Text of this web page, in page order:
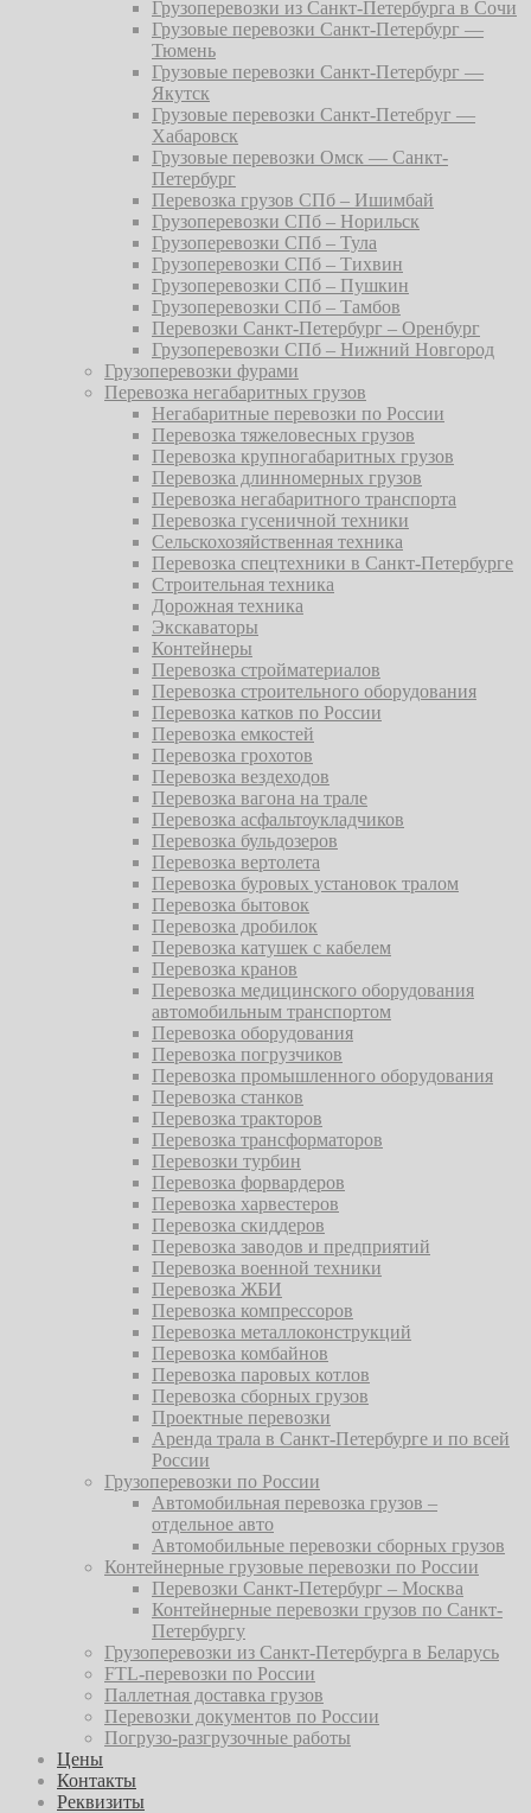
Грузоперевозки из Санкт-Петербурга в Сочи
Грузовые перевозки Санкт-Петербург —
Тюмень
Грузовые перевозки Санкт-Петербург —
Якутск
Грузовые перевозки Санкт-Петебруг —
Хабаровск
Грузовые перевозки Омск — Санкт-
Петербург
Перевозка грузов СПб – Ишимбай
Грузоперевозки СПб – Норильск
Грузоперевозки СПб – Тула
Грузоперевозки СПб – Тихвин
Грузоперевозки СПб – Пушкин
Грузоперевозки СПб – Тамбов
Перевозки Санкт-Петербург – Оренбург
Грузоперевозки СПб – Нижний Новгород
Грузоперевозки фурами
Перевозка негабаритных грузов
Негабаритные перевозки по России
Перевозка тяжеловесных грузов
Перевозка крупногабаритных грузов
Перевозка длинномерных грузов
Перевозка негабаритного транспорта
Перевозка гусеничной техники
Сельскохозяйственная техника
Перевозка спецтехники в Санкт-Петербурге
Строительная техника
Дорожная техника
Экскаваторы
Контейнеры
Перевозка стройматериалов
Перевозка строительного оборудования
Перевозка катков по России
Перевозка емкостей
Перевозка грохотов
Перевозка вездеходов
Перевозка вагона на трале
Перевозка асфальтоукладчиков
Перевозка бульдозеров
Перевозка вертолета
Перевозка буровых установок тралом
Перевозка бытовок
Перевозка дробилок
Перевозка катушек с кабелем
Перевозка кранов
Перевозка медицинского оборудования
автомобильным транспортом
Перевозка оборудования
Перевозка погрузчиков
Перевозка промышленного оборудования
Перевозка станков
Перевозка тракторов
Перевозка трансформаторов
Перевозки турбин
Перевозка форвардеров
Перевозка харвестеров
Перевозка скиддеров
Перевозка заводов и предприятий
Перевозка военной техники
Перевозка ЖБИ
Перевозка компрессоров
Перевозка металлоконструкций
Перевозка комбайнов
Перевозка паровых котлов
Перевозка сборных грузов
Проектные перевозки
Аренда трала в Санкт-Петербурге и по всей
России
Грузоперевозки по России
Автомобильная перевозка грузов –
отдельное авто
Автомобильные перевозки сборных грузов
Контейнерные грузовые перевозки по России
Перевозки Санкт-Петербург – Москва
Контейнерные перевозки грузов по Санкт-
Петербургу
Грузоперевозки из Санкт-Петербурга в Беларусь
FTL-перевозки по России
Паллетная доставка грузов
Перевозки документов по России
Погрузо-разгрузочные работы
Цены
Контакты
Реквизиты